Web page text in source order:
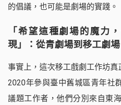
的倡議，也可能是劇場的實踐。
「希望這種劇場的魔力
現」：從青劇場到移工劇場
事實上，這次移工戲劇工作坊
2020年參與臺中舊城區青年社
議題工作者，他們分別來自東